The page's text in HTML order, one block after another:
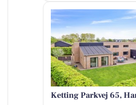
Ketting Parkvej 65,